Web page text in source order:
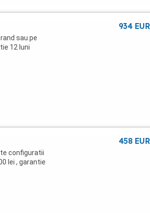
sau pe
12 luni
934 EUR
configuratii
lei , garantie
458 EUR